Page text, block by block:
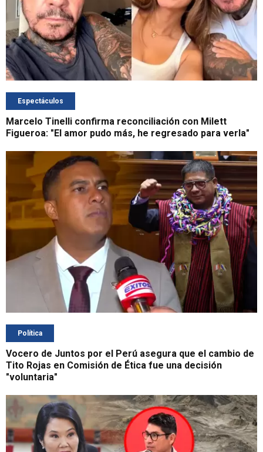
Espectáculos
Marcelo Tinelli confirma reconciliación con Milett
Figueroa: "El amor pudo más, he regresado para verla"
Política
Vocero de Juntos por el Perú asegura que el cambio de
Tito Rojas en Comisión de Ética fue una decisión
"voluntaria"